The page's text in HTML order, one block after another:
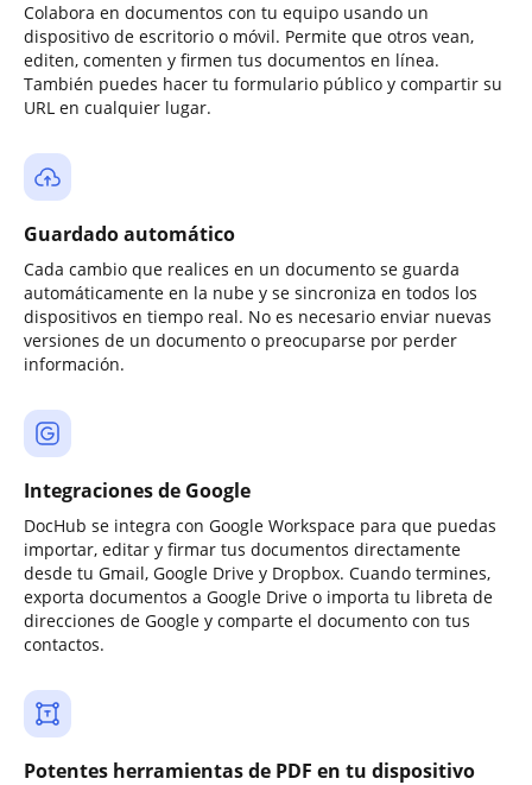
Colabora en documentos con tu equipo usando un
dispositivo de escritorio o móvil. Permite que otros vean,
editen, comenten y firmen tus documentos en línea.
También puedes hacer tu formulario público y compartir su
URL en cualquier lugar.
Guardado automático
Cada cambio que realices en un documento se guarda
automáticamente en la nube y se sincroniza en todos los
dispositivos en tiempo real. No es necesario enviar nuevas
versiones de un documento o preocuparse por perder
información.
Integraciones de Google
DocHub se integra con Google Workspace para que puedas
importar, editar y firmar tus documentos directamente
desde tu Gmail, Google Drive y Dropbox. Cuando termines,
exporta documentos a Google Drive o importa tu libreta de
direcciones de Google y comparte el documento con tus
contactos.
Potentes herramientas de PDF en tu dispositivo